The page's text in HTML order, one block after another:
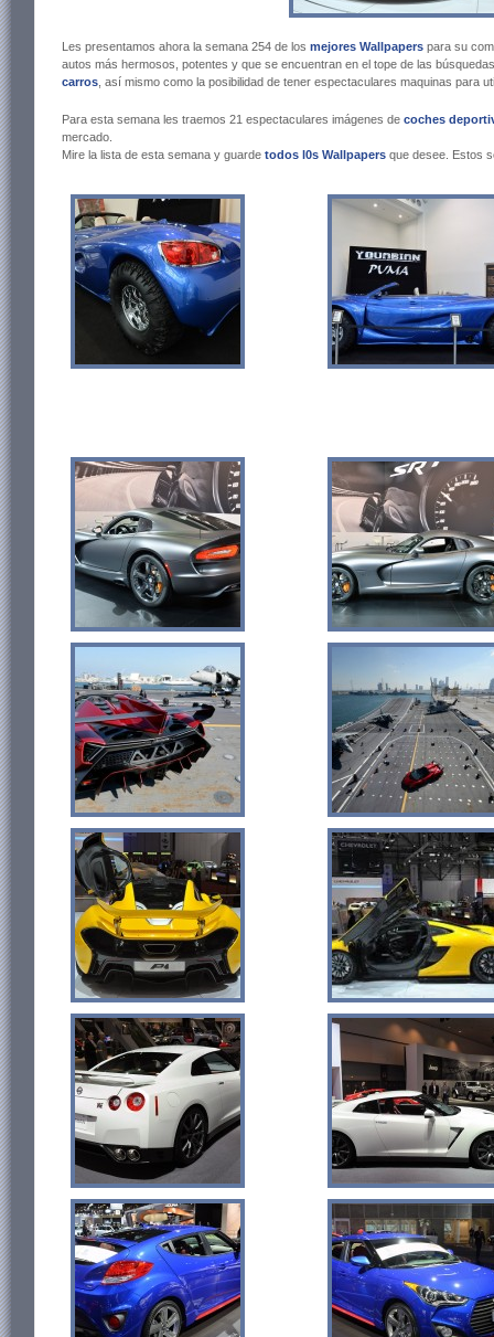
Les presentamos ahora la semana 254 de los mejores Wallpapers para su
autos más hermosos, potentes y que se encuentran en el tope de las
carros , así mismo como la posibilidad de tener espectaculares maquinas para
Para esta semana les traemos 21 espectaculares imágenes de coches
mercado.
Mire la lista de esta semana y guarde todos l0s Wallpapers que desee. Estos